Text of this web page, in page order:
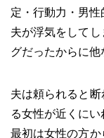
定・行動力・男性
夫が浮気をして
グだったからに他
夫は頼られると
る女性が近くにい
最初は女性の方